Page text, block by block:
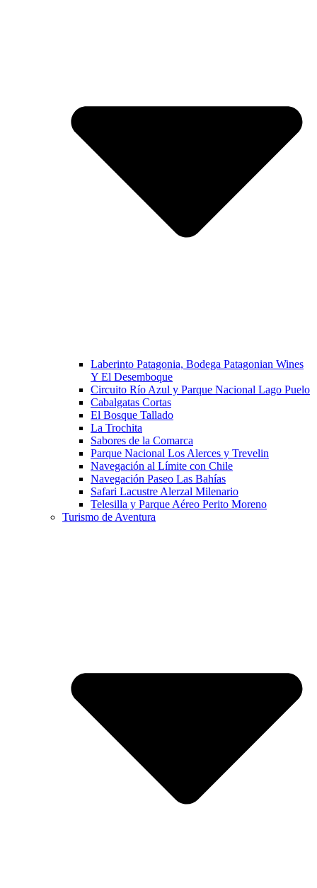
Laberinto Patagonia, Bodega Patagonian Wines
Y El Desemboque
Circuito Río Azul y Parque Nacional Lago Puelo
Cabalgatas Cortas
El Bosque Tallado
La Trochita
Sabores de la Comarca
Parque Nacional Los Alerces y Trevelin
Navegación al Límite con Chile
Navegación Paseo Las Bahías
Safari Lacustre Alerzal Milenario
Telesilla y Parque Aéreo Perito Moreno
Turismo de Aventura